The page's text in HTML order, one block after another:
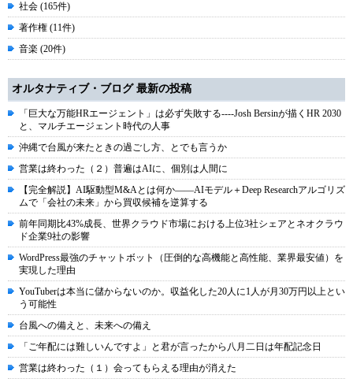
社会 (165件)
著作権 (11件)
音楽 (20件)
オルタナティブ・ブログ 最新の投稿
「巨大な万能HRエージェント」は必ず失敗する----Josh Bersinが描くHR 2030
と、マルチエージェント時代の人事
沖縄で台風が来たときの過ごし方、とでも言うか
営業は終わった（２）普遍はAIに、個別は人間に
【完全解説】AI駆動型M&Aとは何か――AIモデル＋Deep Researchアルゴリズ
ムで「会社の未来」から買収候補を逆算する
前年同期比43%成長、世界クラウド市場における上位3社シェアとネオクラウ
ド企業9社の影響
WordPress最強のチャットボット（圧倒的な高機能と高性能、業界最安値）を
実現した理由
YouTuberは本当に儲からないのか。収益化した20人に1人が月30万円以上とい
う可能性
台風への備えと、未来への備え
「ご年配には難しいんですよ」と君が言ったから八月二日は年配記念日
営業は終わった（１）会ってもらえる理由が消えた